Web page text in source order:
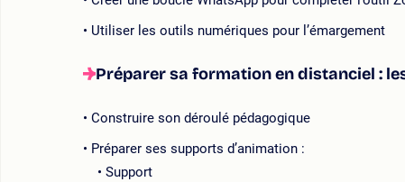
Utiliser les outils numériques pour l’émargement
Préparer sa formation en distanciel :
Construire son déroulé pédagogique
Préparer ses supports d’animation :
Support